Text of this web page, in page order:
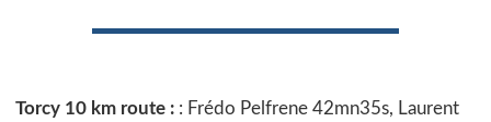
Torcy 10 km route : : Frédo Pelfrene 42mn35s, Laurent